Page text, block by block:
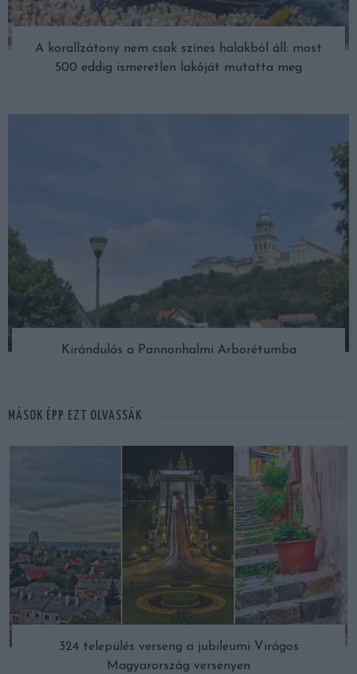
A korallzátony nem csak színes halakból áll: most
500 eddig ismeretlen lakóját mutatta meg
Kirándulás a Pannonhalmi Arborétumba
MÁSOK ÉPP EZT OLVASSÁK
324 település verseng a jubileumi Virágos
Magyarország versenyen